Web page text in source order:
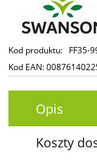
Kod produktu: FF35-
Kod EAN:
Opis
Koszty
Cena nie